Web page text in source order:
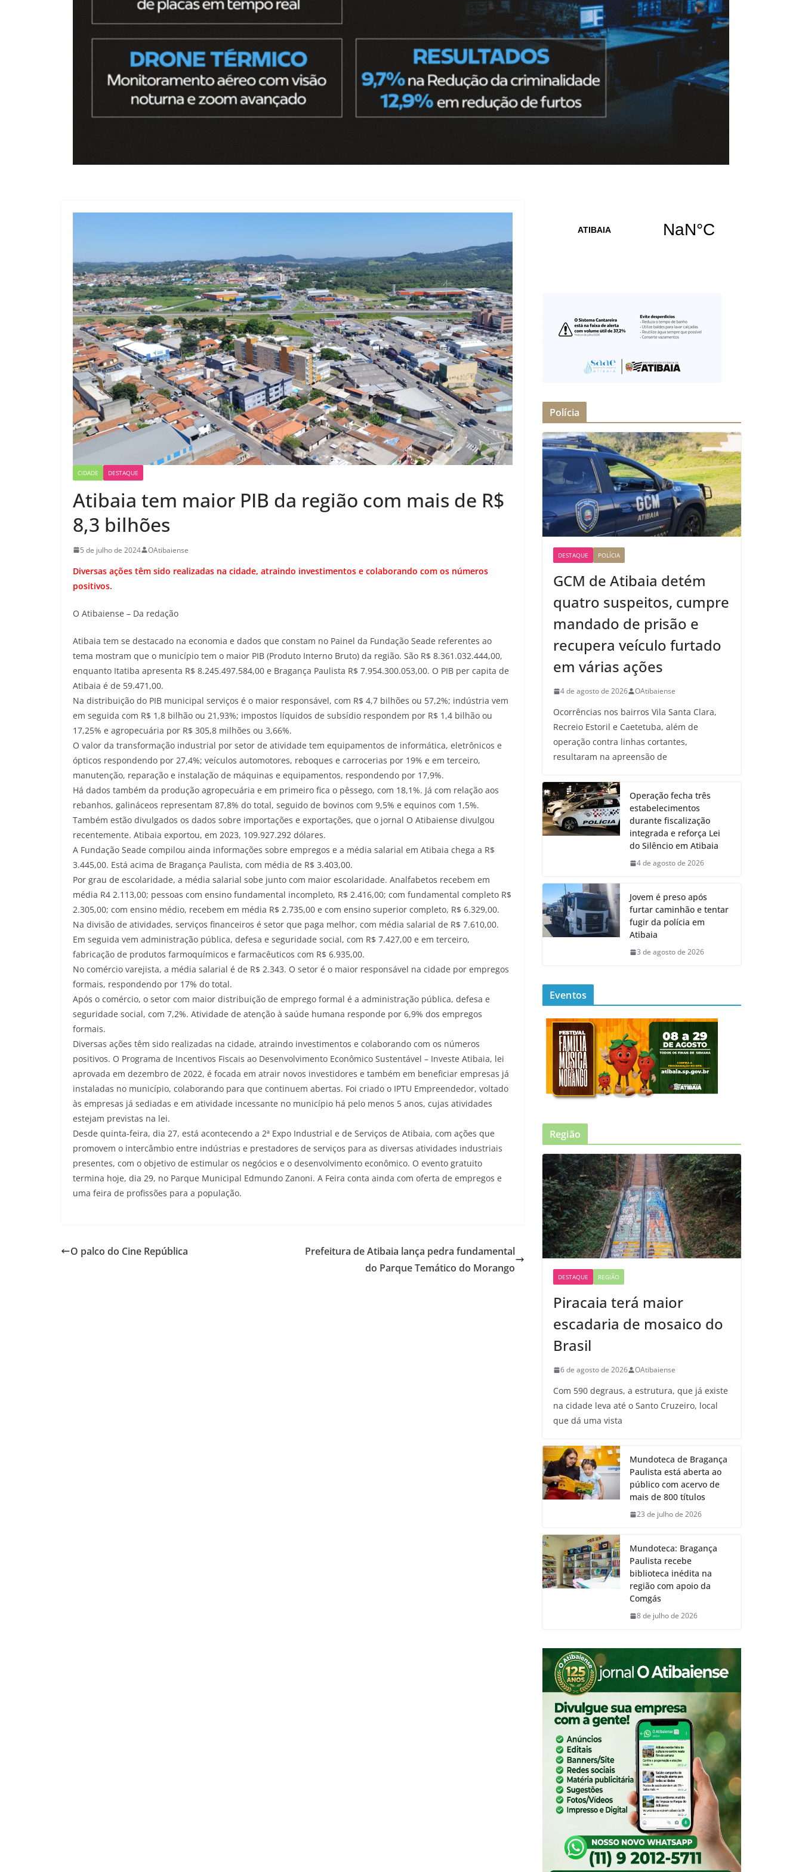
CIDADE DESTAQUE
Atibaia tem maior PIB da região com mais de R$
8,3 bilhões
5 de julho de 2024 OAtibaiense
Diversas ações têm sido realizadas na cidade, atraindo investimentos e colaborando com os números
positivos.
O Atibaiense – Da redação
Atibaia tem se destacado na economia e dados que constam no Painel da Fundação Seade referentes ao
tema mostram que o município tem o maior PIB (Produto Interno Bruto) da região. São R$ 8.361.032.444,00,
enquanto Itatiba apresenta R$ 8.245.497.584,00 e Bragança Paulista R$ 7.954.300.053,00. O PIB per capita de
Atibaia é de 59.471,00.
Na distribuição do PIB municipal serviços é o maior responsável, com R$ 4,7 bilhões ou 57,2%; indústria vem
em seguida com R$ 1,8 bilhão ou 21,93%; impostos líquidos de subsídio respondem por R$ 1,4 bilhão ou
17,25% e agropecuária por R$ 305,8 milhões ou 3,66%.
O valor da transformação industrial por setor de atividade tem equipamentos de informática, eletrônicos e
ópticos respondendo por 27,4%; veículos automotores, reboques e carrocerias por 19% e em terceiro,
manutenção, reparação e instalação de máquinas e equipamentos, respondendo por 17,9%.
Há dados também da produção agropecuária e em primeiro fica o pêssego, com 18,1%. Já com relação aos
rebanhos, galináceos representam 87,8% do total, seguido de bovinos com 9,5% e equinos com 1,5%.
Também estão divulgados os dados sobre importações e exportações, que o jornal O Atibaiense divulgou
recentemente. Atibaia exportou, em 2023, 109.927.292 dólares.
A Fundação Seade compilou ainda informações sobre empregos e a média salarial em Atibaia chega a R$
3.445,00. Está acima de Bragança Paulista, com média de R$ 3.403,00.
Por grau de escolaridade, a média salarial sobe junto com maior escolaridade. Analfabetos recebem em
média R4 2.113,00; pessoas com ensino fundamental incompleto, R$ 2.416,00; com fundamental completo R$
2.305,00; com ensino médio, recebem em média R$ 2.735,00 e com ensino superior completo, R$ 6.329,00.
Na divisão de atividades, serviços financeiros é setor que paga melhor, com média salarial de R$ 7.610,00.
Em seguida vem administração pública, defesa e seguridade social, com R$ 7.427,00 e em terceiro,
fabricação de produtos farmoquímicos e farmacêuticos com R$ 6.935,00.
No comércio varejista, a média salarial é de R$ 2.343. O setor é o maior responsável na cidade por empregos
formais, respondendo por 17% do total.
Após o comércio, o setor com maior distribuição de emprego formal é a administração pública, defesa e
seguridade social, com 7,2%. Atividade de atenção à saúde humana responde por 6,9% dos empregos
formais.
Diversas ações têm sido realizadas na cidade, atraindo investimentos e colaborando com os números
positivos. O Programa de Incentivos Fiscais ao Desenvolvimento Econômico Sustentável – Investe Atibaia, lei
aprovada em dezembro de 2022, é focada em atrair novos investidores e também em beneficiar empresas já
instaladas no município, colaborando para que continuem abertas. Foi criado o IPTU Empreendedor, voltado
às empresas já sediadas e em atividade incessante no município há pelo menos 5 anos, cujas atividades
estejam previstas na lei.
Desde quinta-feira, dia 27, está acontecendo a 2ª Expo Industrial e de Serviços de Atibaia, com ações que
promovem o intercâmbio entre indústrias e prestadores de serviços para as diversas atividades industriais
presentes, com o objetivo de estimular os negócios e o desenvolvimento econômico. O evento gratuito
termina hoje, dia 29, no Parque Municipal Edmundo Zanoni. A Feira conta ainda com oferta de empregos e
uma feira de profissões para a população.
O palco do Cine República
Prefeitura de Atibaia lança pedra fundamental
do Parque Temático do Morango
Polícia
DESTAQUE POLÍCIA
GCM de Atibaia detém
quatro suspeitos, cumpre
mandado de prisão e
recupera veículo furtado
em várias ações
4 de agosto de 2026 OAtibaiense
Ocorrências nos bairros Vila Santa Clara,
Recreio Estoril e Caetetuba, além de
operação contra linhas cortantes,
resultaram na apreensão de
Operação fecha três
estabelecimentos
durante fiscalização
integrada e reforça Lei
do Silêncio em Atibaia
4 de agosto de 2026
Jovem é preso após
furtar caminhão e tentar
fugir da polícia em
Atibaia
3 de agosto de 2026
Eventos
Região
DESTAQUE REGIÃO
Piracaia terá maior
escadaria de mosaico do
Brasil
6 de agosto de 2026 OAtibaiense
Com 590 degraus, a estrutura, que já existe
na cidade leva até o Santo Cruzeiro, local
que dá uma vista
Mundoteca de Bragança
Paulista está aberta ao
público com acervo de
mais de 800 títulos
23 de julho de 2026
Mundoteca: Bragança
Paulista recebe
biblioteca inédita na
região com apoio da
Comgás
8 de julho de 2026